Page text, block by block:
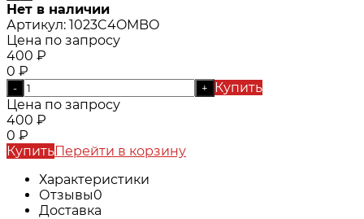
Нет в наличии
Артикул: 1023C4OMBO
Цена по запросу
400 ₽
0 ₽
- +
Купить
Цена по запросу
400 ₽
0 ₽
КупитьПерейти в корзину
Характеристики
Отзывы0
Доставка